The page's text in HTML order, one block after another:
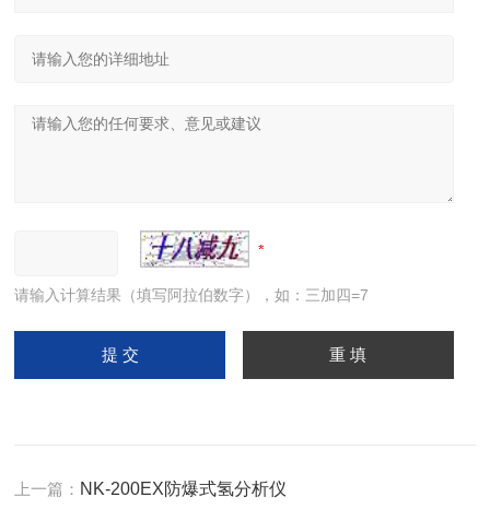
请输入计算结果（填写阿拉伯数字），如：三加四=7
上一篇： NK-200EX防爆式氢分析仪